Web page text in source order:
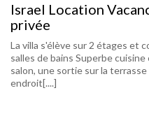
Israel Location
privée
La villa s'élève sur 2 étages et
salles de bains Superbe
salon, une sortie sur la
endroit[....]